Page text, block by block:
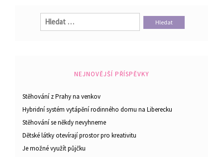
Vyhledávání
NEJNOVĚJŠÍ PŘÍSPĚVKY
Stěhování z Prahy na venkov
Hybridní systém vytápění rodinného domu na Liberecku
Stěhování se někdy nevyhneme
Dětské látky otevírají prostor pro kreativitu
Je možné využít půjčku